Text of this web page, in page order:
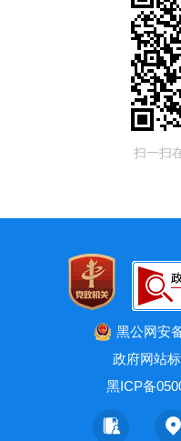
扫一扫
黑公网安
政府网站
黑ICP备